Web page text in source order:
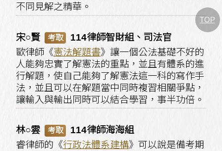
不同見解之精華。
宋○賢 考取
114律師智財組、司法官
歐律師《憲法解題書》讓一個公法基礎不好的
人能夠忠實了解憲法的重點，並且有體系的進
行解題，使自己能夠了解憲法這一科的寫作手
法，並且可以在解題當中同時複習相關爭點，
讓輸入與輸出同時可以結合學習，事半功倍。
林○雲 考取
114律師海海組
睿律師的《行政法體系建構》可以說是備考期
TOP